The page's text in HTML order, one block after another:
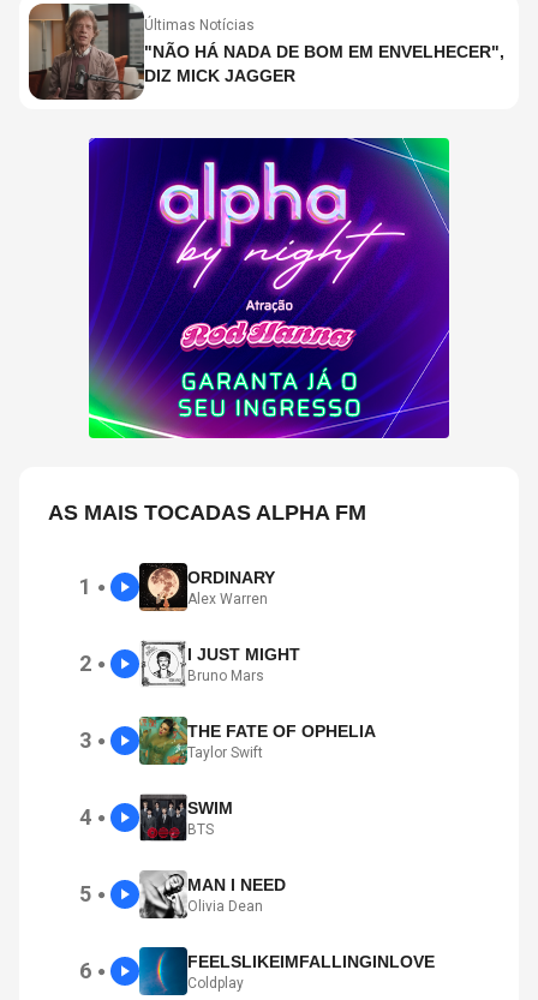
Últimas Notícias
"NÃO HÁ NADA DE BOM EM ENVELHECER",
DIZ MICK JAGGER
AS MAIS TOCADAS ALPHA FM
1 ● ORDINARY
Alex Warren
2 ● I JUST MIGHT
Bruno Mars
3 ● THE FATE OF OPHELIA
Taylor Swift
4 ● SWIM
BTS
5 ● MAN I NEED
Olivia Dean
6 ● FEELSLIKEIMFALLINGINLOVE
Coldplay